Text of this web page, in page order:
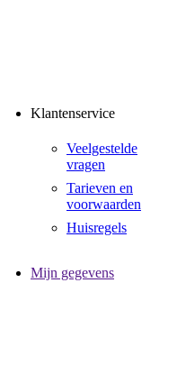
Klantenservice
Veelgestelde
vragen
Tarieven en
voorwaarden
Huisregels
Mijn gegevens